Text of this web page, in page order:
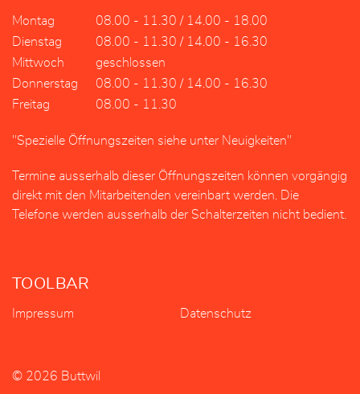
Montag
08.00 - 11.30 / 14.00 - 18.00
Dienstag
08.00 - 11.30 / 14.00 - 16.30
Mittwoch
geschlossen
Donnerstag
08.00 - 11.30 / 14.00 - 16.30
Freitag
08.00 - 11.30
"Spezielle Öffnungszeiten siehe unter Neuigkeiten"
Termine ausserhalb dieser Öffnungszeiten können vorgängig
direkt mit den Mitarbeitenden vereinbart werden. Die
Telefone werden ausserhalb der Schalterzeiten nicht bedient.
TOOLBAR
Impressum Datenschutz
© 2026 Buttwil